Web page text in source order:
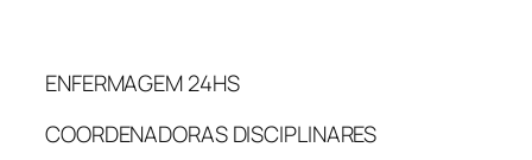
ENFERMAGEM 24HS
COORDENADORAS DISCIPLINARES